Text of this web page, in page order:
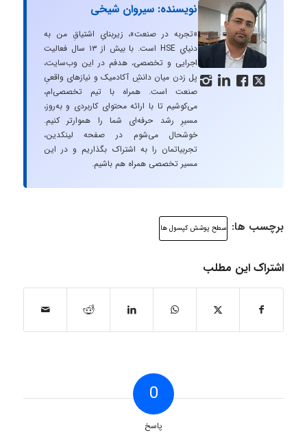
   
نویسنده: سیروان شیخی
«تجربه در صنعت»، زیربنایِ اشتیاقِ من به
دنیایِ HSE است. با بیش از ۱۳ سال فعالیت
اجرایی و تخصصی، هدفم در این وب‌سایت،
پل زدن میان دانشِ آکادمیک و نیازهای واقعیِ
صنعت است. همراه با تیم تخصصی‌ام،
می‌کوشیم تا با ارائه محتوای کاربردی و به‌روز،
مسیرِ رشد حرفه‌ای شما را هموارتر کنیم.
خوشحال می‌شوم در صفحه لینکدین،
تجربیاتمان را به اشتراک بگذاریم و در این
مسیر تخصصی همراه هم باشیم.
برچسب ها: سطح پوشش کپسول ها
اشتراک این مطلب
0
پاسخ